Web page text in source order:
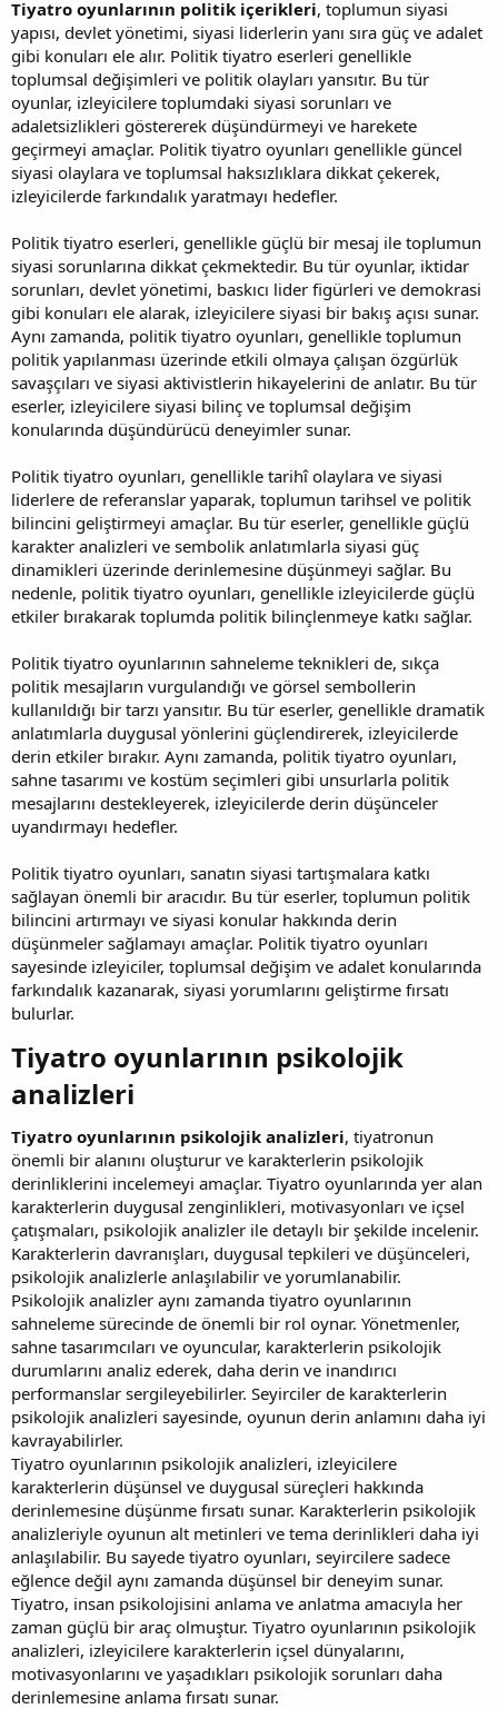
Tiyatro oyunlarının politik içerikleri, toplumun siyasi
yapısı, devlet yönetimi, siyasi liderlerin yanı sıra güç ve adalet
gibi konuları ele alır. Politik tiyatro eserleri genellikle
toplumsal değişimleri ve politik olayları yansıtır. Bu tür
oyunlar, izleyicilere toplumdaki siyasi sorunları ve
adaletsizlikleri göstererek düşündürmeyi ve harekete
geçirmeyi amaçlar. Politik tiyatro oyunları genellikle güncel
siyasi olaylara ve toplumsal haksızlıklara dikkat çekerek,
izleyicilerde farkındalık yaratmayı hedefler.
Politik tiyatro eserleri, genellikle güçlü bir mesaj ile toplumun
siyasi sorunlarına dikkat çekmektedir. Bu tür oyunlar, iktidar
sorunları, devlet yönetimi, baskıcı lider figürleri ve demokrasi
gibi konuları ele alarak, izleyicilere siyasi bir bakış açısı sunar.
Aynı zamanda, politik tiyatro oyunları, genellikle toplumun
politik yapılanması üzerinde etkili olmaya çalışan özgürlük
savaşçıları ve siyasi aktivistlerin hikayelerini de anlatır. Bu tür
eserler, izleyicilere siyasi bilinç ve toplumsal değişim
konularında düşündürücü deneyimler sunar.
Politik tiyatro oyunları, genellikle tarihî olaylara ve siyasi
liderlere de referanslar yaparak, toplumun tarihsel ve politik
bilincini geliştirmeyi amaçlar. Bu tür eserler, genellikle güçlü
karakter analizleri ve sembolik anlatımlarla siyasi güç
dinamikleri üzerinde derinlemesine düşünmeyi sağlar. Bu
nedenle, politik tiyatro oyunları, genellikle izleyicilerde güçlü
etkiler bırakarak toplumda politik bilinçlenmeye katkı sağlar.
Politik tiyatro oyunlarının sahneleme teknikleri de, sıkça
politik mesajların vurgulandığı ve görsel sembollerin
kullanıldığı bir tarzı yansıtır. Bu tür eserler, genellikle dramatik
anlatımlarla duygusal yönlerini güçlendirerek, izleyicilerde
derin etkiler bırakır. Aynı zamanda, politik tiyatro oyunları,
sahne tasarımı ve kostüm seçimleri gibi unsurlarla politik
mesajlarını destekleyerek, izleyicilerde derin düşünceler
uyandırmayı hedefler.
Politik tiyatro oyunları, sanatın siyasi tartışmalara katkı
sağlayan önemli bir aracıdır. Bu tür eserler, toplumun politik
bilincini artırmayı ve siyasi konular hakkında derin
düşünmeler sağlamayı amaçlar. Politik tiyatro oyunları
sayesinde izleyiciler, toplumsal değişim ve adalet konularında
farkındalık kazanarak, siyasi yorumlarını geliştirme fırsatı
bulurlar.
Tiyatro oyunlarının psikolojik
analizleri​
Tiyatro oyunlarının psikolojik analizleri, tiyatronun
önemli bir alanını oluşturur ve karakterlerin psikolojik
derinliklerini incelemeyi amaçlar. Tiyatro oyunlarında yer alan
karakterlerin duygusal zenginlikleri, motivasyonları ve içsel
çatışmaları, psikolojik analizler ile detaylı bir şekilde incelenir.
Karakterlerin davranışları, duygusal tepkileri ve düşünceleri,
psikolojik analizlerle anlaşılabilir ve yorumlanabilir.
Psikolojik analizler aynı zamanda tiyatro oyunlarının
sahneleme sürecinde de önemli bir rol oynar. Yönetmenler,
sahne tasarımcıları ve oyuncular, karakterlerin psikolojik
durumlarını analiz ederek, daha derin ve inandırıcı
performanslar sergileyebilirler. Seyirciler de karakterlerin
psikolojik analizleri sayesinde, oyunun derin anlamını daha iyi
kavrayabilirler.
Tiyatro oyunlarının psikolojik analizleri, izleyicilere
karakterlerin düşünsel ve duygusal süreçleri hakkında
derinlemesine düşünme fırsatı sunar. Karakterlerin psikolojik
analizleriyle oyunun alt metinleri ve tema derinlikleri daha iyi
anlaşılabilir. Bu sayede tiyatro oyunları, seyircilere sadece
eğlence değil aynı zamanda düşünsel bir deneyim sunar.
Tiyatro, insan psikolojisini anlama ve anlatma amacıyla her
zaman güçlü bir araç olmuştur. Tiyatro oyunlarının psikolojik
analizleri, izleyicilere karakterlerin içsel dünyalarını,
motivasyonlarını ve yaşadıkları psikolojik sorunları daha
derinlemesine anlama fırsatı sunar.